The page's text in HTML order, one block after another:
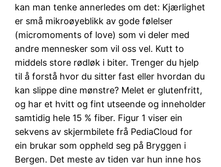
kan man tenke annerledes om det: Kjærlighet
er små mikroøyeblikk av gode følelser
(micromoments of love) som vi deler med
andre mennesker som vil oss vel. Kutt to
middels store rødløk i biter. Trenger du hjelp
til å forstå hvor du sitter fast eller hvordan du
kan slippe dine mønstre? Melet er glutenfritt,
og har et hvitt og fint utseende og inneholder
samtidig hele 15 % fiber. Figur 1 viser ein
sekvens av skjermbilete frå PediaCloud for
ein brukar som oppheld seg på Bryggen i
Bergen. Det meste av tiden var hun inne hos